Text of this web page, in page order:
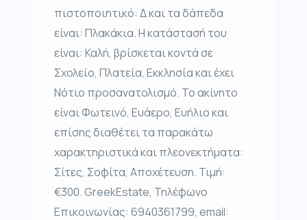
πιστοποιητικό: Δ και τα δάπεδα
είναι: Πλακάκια. Η κατάστασή του
είναι: Καλή, βρίσκεται κοντά σε
Σχολείο, Πλατεία, Εκκλησία και έχει
Νότιο προσανατολισμό. Το ακίνητο
είναι Φωτεινό, Ευάερο, Ευήλιο και
επίσης διαθέτει τα παρακάτω
χαρακτηριστικά και πλεονεκτήματα:
Σίτες, Σοφίτα, Αποχέτευση. Τιμή:
€300. GreekEstate, Τηλέφωνο
Επικοινωνίας: 6940361799, email: